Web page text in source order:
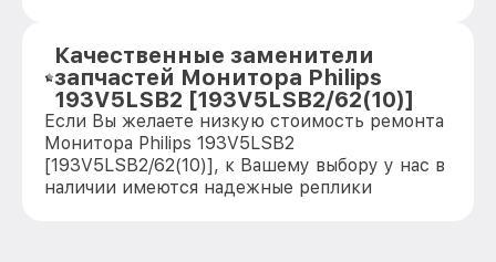
Качественные заменители
запчастей Монитора Philips
193V5LSB2 [193V5LSB2/62(10)]
Если Вы желаете низкую стоимость ремонта
Монитора Philips 193V5LSB2
[193V5LSB2/62(10)], к Вашему выбору у нас в
наличии имеются надежные реплики